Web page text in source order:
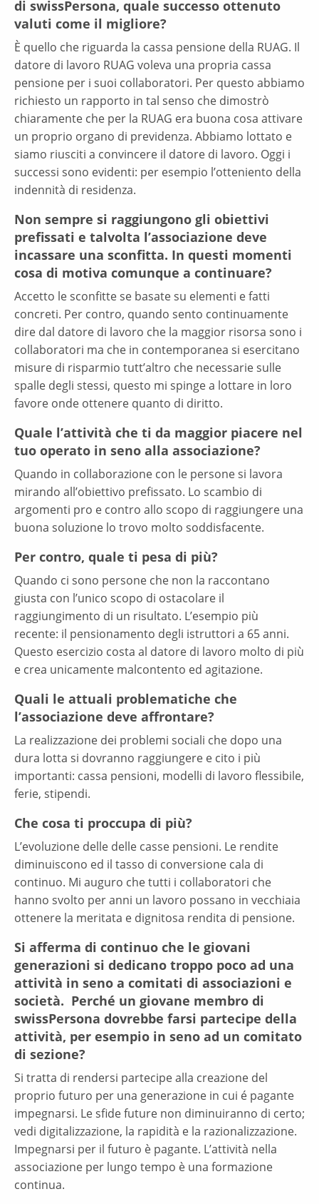
di swissPersona, quale successo ottenuto
valuti come il migliore?
È quello che riguarda la cassa pensione della RUAG. Il
datore di lavoro RUAG voleva una propria cassa
pensione per i suoi collaboratori. Per questo abbiamo
richiesto un rapporto in tal senso che dimostrò
chiaramente che per la RUAG era buona cosa attivare
un proprio organo di previdenza. Abbiamo lottato e
siamo riusciti a convincere il datore di lavoro. Oggi i
successi sono evidenti: per esempio l’otteniento della
indennità di residenza.
Non sempre si raggiungono gli obiettivi
prefissati e talvolta l’associazione deve
incassare una sconfitta. In questi momenti
cosa di motiva comunque a continuare?
Accetto le sconfitte se basate su elementi e fatti
concreti. Per contro, quando sento continuamente
dire dal datore di lavoro che la maggior risorsa sono i
collaboratori ma che in contemporanea si esercitano
misure di risparmio tutt’altro che necessarie sulle
spalle degli stessi, questo mi spinge a lottare in loro
favore onde ottenere quanto di diritto.
Quale l’attività che ti da maggior piacere nel
tuo operato in seno alla associazione?
Quando in collaborazione con le persone si lavora
mirando all’obiettivo prefissato. Lo scambio di
argomenti pro e contro allo scopo di raggiungere una
buona soluzione lo trovo molto soddisfacente.
Per contro, quale ti pesa di più?
Quando ci sono persone che non la raccontano
giusta con l’unico scopo di ostacolare il
raggiungimento di un risultato. L’esempio più
recente: il pensionamento degli istruttori a 65 anni.
Questo esercizio costa al datore di lavoro molto di più
e crea unicamente malcontento ed agitazione.
Quali le attuali problematiche che
l’associazione deve affrontare?
La realizzazione dei problemi sociali che dopo una
dura lotta si dovranno raggiungere e cito i più
importanti: cassa pensioni, modelli di lavoro flessibile,
ferie, stipendi.
Che cosa ti proccupa di più?
L’evoluzione delle delle casse pensioni. Le rendite
diminuiscono ed il tasso di conversione cala di
continuo. Mi auguro che tutti i collaboratori che
hanno svolto per anni un lavoro possano in vecchiaia
ottenere la meritata e dignitosa rendita di pensione.
Si afferma di continuo che le giovani
generazioni si dedicano troppo poco ad una
attività in seno a comitati di associazioni e
società. Perché un giovane membro di
swissPersona dovrebbe farsi partecipe della
attività, per esempio in seno ad un comitato
di sezione?
Si tratta di rendersi partecipe alla creazione del
proprio futuro per una generazione in cui é pagante
impegnarsi. Le sfide future non diminuiranno di certo;
vedi digitalizzazione, la rapidità e la razionalizzazione.
Impegnarsi per il futuro è pagante. L’attività nella
associazione per lungo tempo è una formazione
continua.